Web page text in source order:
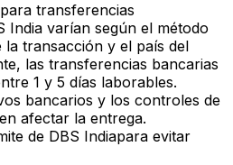
transferencias
India varían según el método
la transacción y el país del
las transferencias bancarias
1 y 5 días laborables.
bancarios y los controles de
afectar la entrega.
de DBS Indiapara evitar